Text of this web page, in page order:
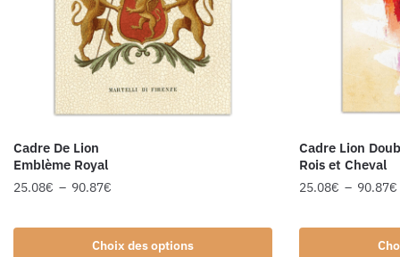
Cadre De Lion
Emblème Royal
25.08€ – 90.87€
Choix des options
Cadre Lion
Rois et Cheval
25.08€ – 90.87€